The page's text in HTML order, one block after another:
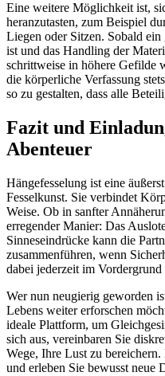
Eine weitere Möglichkeit ist,
heranzutasten, zum Beispiel
Liegen oder Sitzen. Sobald ein
ist und das Handling der
schrittweise in höhere Gefilde
die körperliche Verfassung
so zu gestalten, dass alle
Fazit und
Abenteuer
Hängefesselung ist eine
Fesselkunst. Sie verbindet
Weise. Ob in sanfter
erregender Manier: Das
Sinneseindrücke kann die
zusammenführen, wenn
dabei jederzeit im Vordergrund
Wer nun neugierig geworden
Lebens weiter erforschen
ideale Plattform, um
sich aus, vereinbaren Sie
Wege, Ihre Lust zu
und erleben Sie bewusst neue